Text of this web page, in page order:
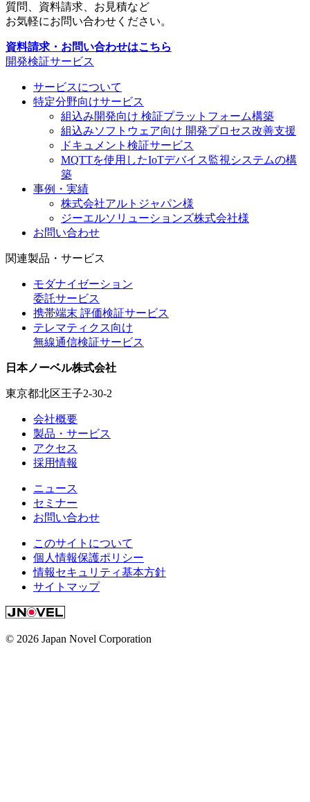
質問、資料請求、お見積など
お気軽にお問い合わせください。
資料請求・お問い合わせはこちら
開発検証サービス
サービスについて
特定分野向けサービス
組込み開発向け 検証プラットフォーム構築
組込みソフトウェア向け 開発プロセス改善支援
ドキュメント検証サービス
MQTTを使用したIoTデバイス監視システムの構
築
事例・実績
株式会社アルトジャパン様
ジーエルソリューションズ株式会社様
お問い合わせ
関連製品・サービス
モダナイゼーション
委託サービス
携帯端末 評価検証サービス
テレマティクス向け
無線通信検証サービス
日本ノーベル株式会社
東京都北区王子2-30-2
会社概要
製品・サービス
アクセス
採用情報
ニュース
セミナー
お問い合わせ
このサイトについて
個人情報保護ポリシー
情報セキュリティ基本方針
サイトマップ
© 2026 Japan Novel Corporation